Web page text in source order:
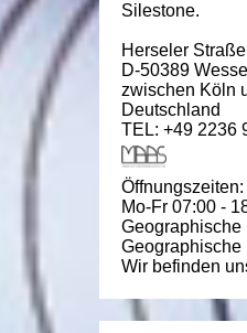
Silestone.
Herseler
D-50389
zwischen Köln
Deutschland
TEL: +49 2236
Öffnungszeiten:
Mo-Fr 07:00 -
Geographische
Geographische
Wir befinden